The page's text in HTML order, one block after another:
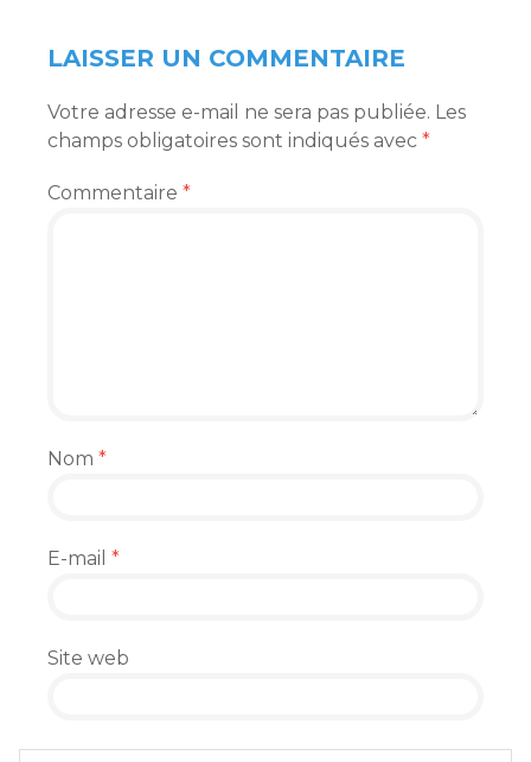
LAISSER UN COMMENTAIRE
Votre adresse e-mail ne sera pas publiée. Les
champs obligatoires sont indiqués avec *
Commentaire *
Nom *
E-mail *
Site web